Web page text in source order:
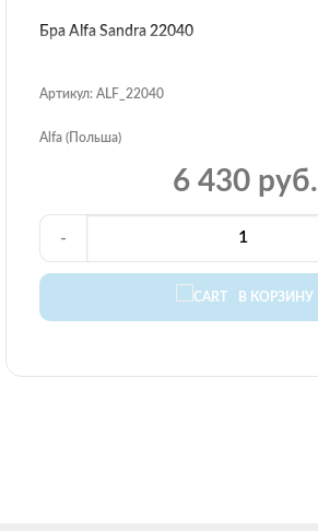
Бра Alfa Sandra 22040
Артикул: ALF_22040
Alfa (Польша)
6 430 руб.
В КОРЗИНУ
-